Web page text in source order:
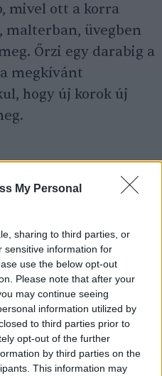
My Personal
sharing to third parties, or
sensitive information for
use the below opt-out
Please note that after your
may continue seeing
information utilized by
to third parties prior to
opt-out of the further
by third parties on the
This information may
mivel ott a korra
malterban, üvegben
Őrzi egy darabig a
megkívánt
hogy új korok új
)